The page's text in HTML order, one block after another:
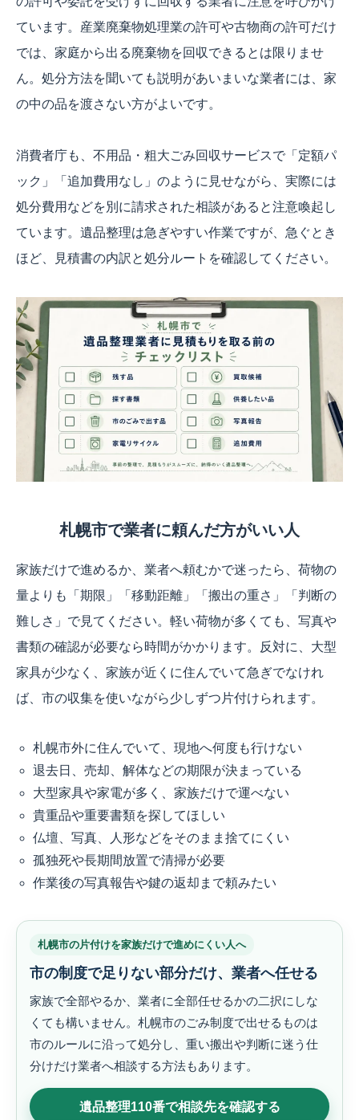
ています。産業廃棄物処理業の許可や古物商の許可だけ
では、家庭から出る廃棄物を回収できるとは限りませ
ん。処分方法を聞いても説明があいまいな業者には、家
の中の品を渡さない方がよいです。
消費者庁も、不用品・粗大ごみ回収サービスで「定額パ
ック」「追加費用なし」のように見せながら、実際には
処分費用などを別に請求された相談があると注意喚起し
ています。遺品整理は急ぎやすい作業ですが、急ぐとき
ほど、見積書の内訳と処分ルートを確認してください。
札幌市で業者に頼んだ方がいい人
家族だけで進めるか、業者へ頼むかで迷ったら、荷物の
量よりも「期限」「移動距離」「搬出の重さ」「判断の
難しさ」で見てください。軽い荷物が多くても、写真や
書類の確認が必要なら時間がかかります。反対に、大型
家具が少なく、家族が近くに住んでいて急ぎでなけれ
ば、市の収集を使いながら少しずつ片付けられます。
札幌市外に住んでいて、現地へ何度も行けない
退去日、売却、解体などの期限が決まっている
大型家具や家電が多く、家族だけで運べない
貴重品や重要書類を探してほしい
仏壇、写真、人形などをそのまま捨てにくい
孤独死や長期間放置で清掃が必要
作業後の写真報告や鍵の返却まで頼みたい
札幌市の片付けを家族だけで進めにくい人へ
市の制度で足りない部分だけ、業者へ任せる
家族で全部やるか、業者に全部任せるかの二択にしな
くても構いません。札幌市のごみ制度で出せるものは
市のルールに沿って処分し、重い搬出や判断に迷う仕
分けだけ業者へ相談する方法もあります。
遺品整理110番で相談先を確認する